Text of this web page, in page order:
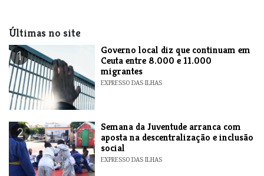
Últimas no site
1
​Governo local diz que continuam em
Ceuta entre 8.000 e 11.000
migrantes
EXPRESSO DAS ILHAS
2
Semana da Juventude arranca com
aposta na descentralização e inclusão
social
EXPRESSO DAS ILHAS